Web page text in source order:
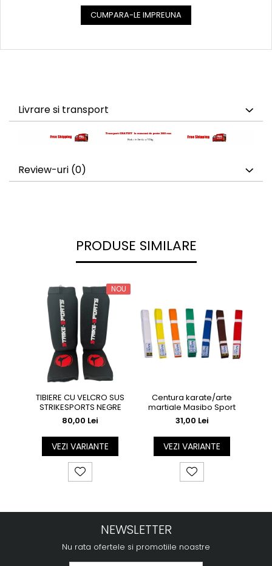
CUMPARA-LE IMPREUNA
Livrare si transport
Review-uri (0)
PRODUSE SIMILARE
NOU
TIBIERE CU VELCRO SUS
STRIKESPORTS NEGRE
80,00 Lei
VEZI VARIANTE
Centura karate/arte
martiale Masibo Sport
31,00 Lei
VEZI VARIANTE
NEWSLETTER
Nu rata ofertele si promotiile noastre